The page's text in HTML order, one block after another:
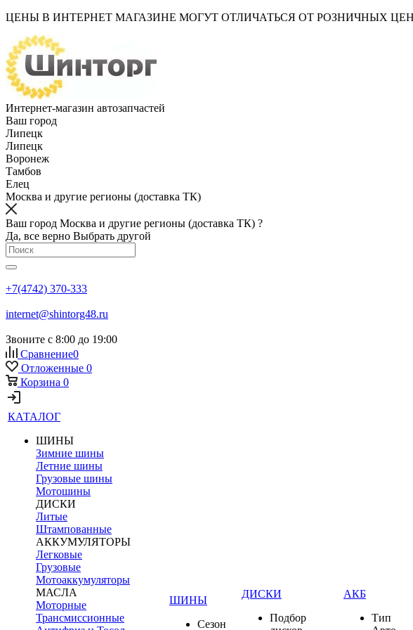
ЦЕНЫ В ИНТЕРНЕТ МАГАЗИНЕ МОГУТ ОТЛИЧАТЬСЯ ОТ РОЗНИЧНЫХ
Интернет-магазин автозапчастей
Ваш город
Липецк
Липецк
Воронеж
Тамбов
Елец
Москва и другие регионы (доставка ТК)
Ваш город Москва и другие регионы (доставка ТК) ?
Да, все верно Выбрать другой
+7(4742) 370-333
internet@shintorg48.ru
Звоните с 8:00 до 19:00
Сравнение0
Отложенные 0
Корзина 0
КАТАЛОГ
ШИНЫ
Зимние шины
Летние шины
Грузовые шины
Мотошины
ДИСКИ
Литые
Штампованные
АККУМУЛЯТОРЫ
Легковые
Грузовые
Мотоаккумуляторы
МАСЛА
Моторные
Трансмиссионные
ШИНЫ
Сезон
ДИСКИ
Подбор
АКБ
Тип